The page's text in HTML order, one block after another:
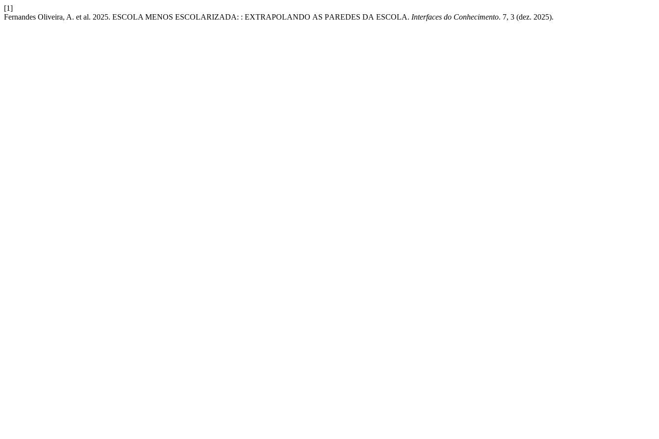
[1]
Fernandes Oliveira, A. et al. 2025. ESCOLA MENOS ESCOLARIZADA: : EXTRАPОLАNDО АS PАREDES DА ESCОLА. Interfaces do Conhecimento. 7, 3 (dez. 2025).